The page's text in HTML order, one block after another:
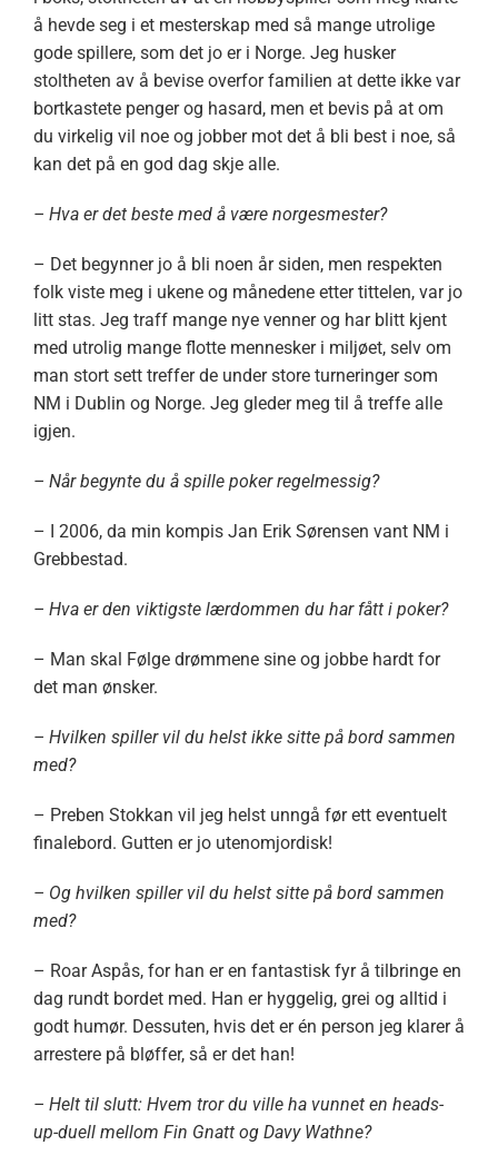
å hevde seg i et mesterskap med så mange utrolige
gode spillere, som det jo er i Norge. Jeg husker
stoltheten av å bevise overfor familien at dette ikke var
bortkastete penger og hasard, men et bevis på at om
du virkelig vil noe og jobber mot det å bli best i noe, så
kan det på en god dag skje alle.
– Hva er det beste med å være norgesmester?
– Det begynner jo å bli noen år siden, men respekten
folk viste meg i ukene og månedene etter tittelen, var jo
litt stas. Jeg traff mange nye venner og har blitt kjent
med utrolig mange flotte mennesker i miljøet, selv om
man stort sett treffer de under store turneringer som
NM i Dublin og Norge. Jeg gleder meg til å treffe alle
igjen.
– Når begynte du å spille poker regelmessig?
– I 2006, da min kompis Jan Erik Sørensen vant NM i
Grebbestad.
– Hva er den viktigste lærdommen du har fått i poker?
– Man skal Følge drømmene sine og jobbe hardt for
det man ønsker.
– Hvilken spiller vil du helst ikke sitte på bord sammen
med?
– Preben Stokkan vil jeg helst unngå før ett eventuelt
finalebord. Gutten er jo utenomjordisk!
– Og hvilken spiller vil du helst sitte på bord sammen
med?
– Roar Aspås, for han er en fantastisk fyr å tilbringe en
dag rundt bordet med. Han er hyggelig, grei og alltid i
godt humør. Dessuten, hvis det er én person jeg klarer å
arrestere på bløffer, så er det han!
– Helt til slutt: Hvem tror du ville ha vunnet en heads-
up-duell mellom Fin Gnatt og Davy Wathne?